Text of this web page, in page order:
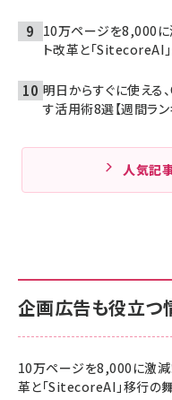
10万ページを8,000に
ト改革と「SitecoreAI
明日からすぐに使え
す活用術8選【週間ラン
人気記
企画広告も役立つ
10万ページを8,000に激減
革と「SitecoreAI」移行の